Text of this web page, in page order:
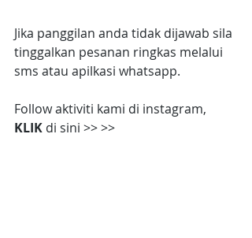
Jika panggilan anda tidak dijawab sila
tinggalkan pesanan ringkas melalui
sms atau apilkasi whatsapp.
Follow aktiviti kami di instagram,
KLIK di sini >> >>